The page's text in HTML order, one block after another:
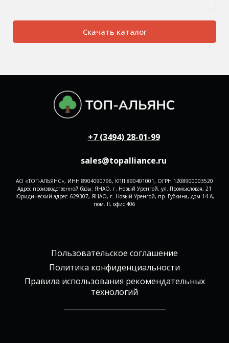
Скачать каталог
+7 (3494) 28-01-99
sales@topalliance.ru
АО «ТОП-АЛЬЯНС», ИНН 8904090796, КПП 890401001, ОГРН 1208900003520
Адрес производственной базы: ЯНАО, г. Новый Уренгой, ул. Промысловая, 21
Юридический адрес: 629307, ЯНАО, г. Новый Уренгой, пр. Губкина, дом 14 А,
пом. II, офис 406
Пользовательское соглашение
Политика конфиденциальности
Правила использования рекомендательных
технологий